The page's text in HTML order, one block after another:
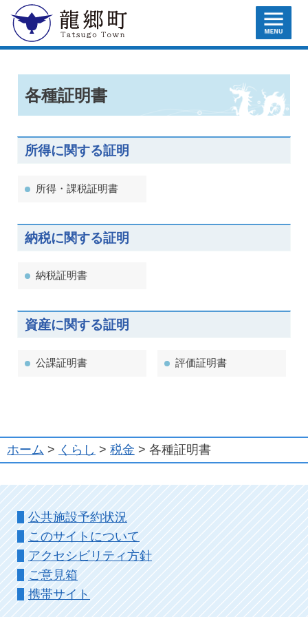
龍郷町 MENU
各種証明書
所得に関する証明
所得・課税証明書
納税に関する証明
納税証明書
資産に関する証明
公課証明書 評価証明書
ホーム > くらし > 税金 > 各種証明書
公共施設予約状況
このサイトについて
アクセシビリティ方針
ご意見箱
携帯サイト